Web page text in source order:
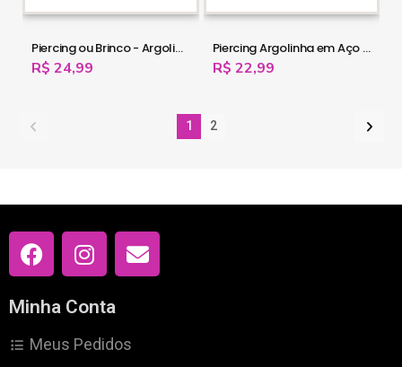
Piercing ou Brinco - Argolinha em Aço - 6ORE595
R$ 24,99
Piercing Argolinha em Aço - 6ORE493
R$ 22,99
1 2
Minha Conta
Meus Pedidos